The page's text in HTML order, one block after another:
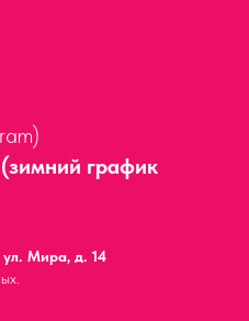
график
ул. Мира, д. 14